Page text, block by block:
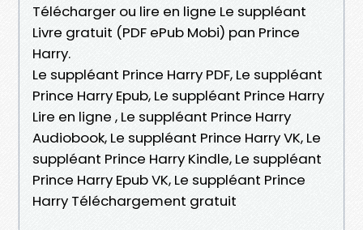
Télécharger ou lire en ligne Le suppléant
Livre gratuit (PDF ePub Mobi) pan Prince
Harry.
Le suppléant Prince Harry PDF, Le suppléant
Prince Harry Epub, Le suppléant Prince Harry
Lire en ligne , Le suppléant Prince Harry
Audiobook, Le suppléant Prince Harry VK, Le
suppléant Prince Harry Kindle, Le suppléant
Prince Harry Epub VK, Le suppléant Prince
Harry Téléchargement gratuit